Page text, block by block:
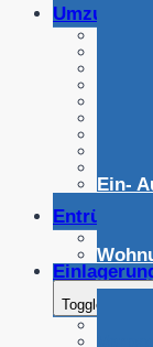
Umzug
Ein-
Toggle child